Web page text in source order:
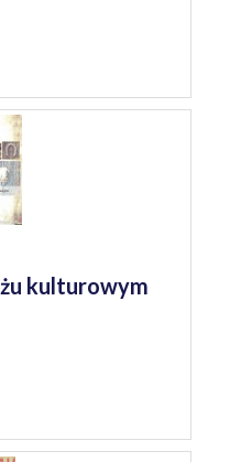
kulturowym